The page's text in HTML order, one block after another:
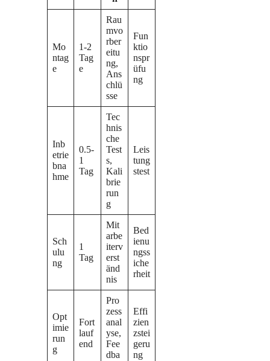
Mo
ntag
e
1-2
Tag
e
Rau
mvo
rber
eitu
ng,
Ans
chlü
sse
Fun
ktio
nspr
üfu
ng
Inb
etrie
bna
hme
0.5-
1
Tag
Tec
hnis
che
Test
s,
Kali
brie
run
g
Leis
tung
stest
Sch
ulu
ng
1
Tag
Mit
arbe
iterv
erst
änd
nis
Bed
ienu
ngss
iche
rheit
Opt
imie
run
g
Fort
lauf
end
Pro
zess
anal
yse,
Fee
dba
Effi
zien
zstei
geru
ng